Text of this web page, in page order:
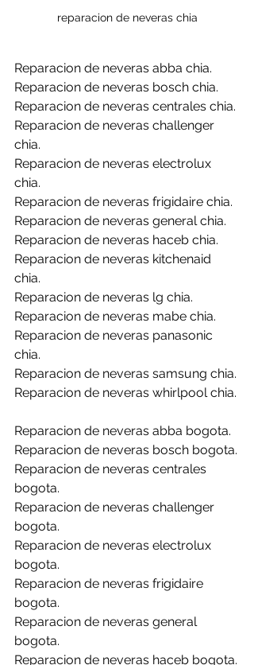
reparacion de neveras chia
Reparacion de neveras abba chia.
Reparacion de neveras bosch chia.
Reparacion de neveras centrales chia.
Reparacion de neveras challenger
chia.
Reparacion de neveras electrolux
chia.
Reparacion de neveras frigidaire chia.
Reparacion de neveras general chia.
Reparacion de neveras haceb chia.
Reparacion de neveras kitchenaid
chia.
Reparacion de neveras lg chia.
Reparacion de neveras mabe chia.
Reparacion de neveras panasonic
chia.
Reparacion de neveras samsung chia.
Reparacion de neveras whirlpool chia.
Reparacion de neveras abba bogota.
Reparacion de neveras bosch bogota.
Reparacion de neveras centrales
bogota.
Reparacion de neveras challenger
bogota.
Reparacion de neveras electrolux
bogota.
Reparacion de neveras frigidaire
bogota.
Reparacion de neveras general
bogota.
Reparacion de neveras haceb bogota.